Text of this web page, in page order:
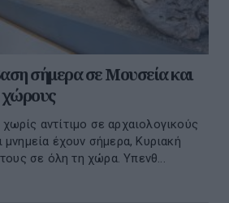
σήμερα σε Μουσεία και
χώρους
αντίτιμο σε αρχαιολογικούς
έχουν σήμερα, Κυριακή
σε όλη τη χώρα. Υπενθ...